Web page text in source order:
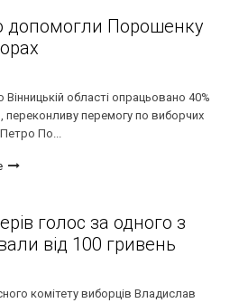
допомогли Порошенку
області опрацьовано 40%
переконливу перемогу по виборчих
По...
голос за одного з
від 100 гривень
комітету виборців Владислав